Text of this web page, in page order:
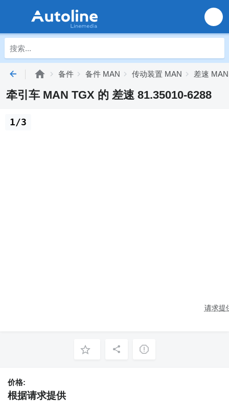
备件 备件 MAN 传动装置 MAN 差速 MAN
牵引车 MAN TGX 的 差速 81.35010-6288
请求提
1/3
价格:
根据请求提供